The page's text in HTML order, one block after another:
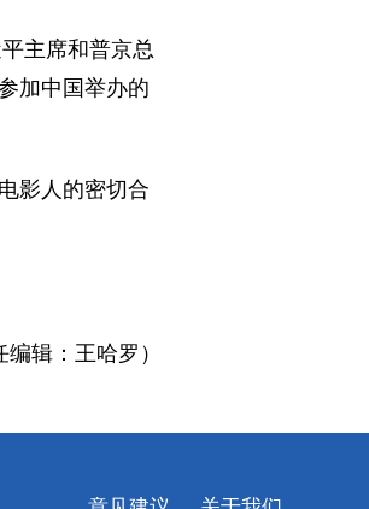
主席和普京总
加中国举办的
影人的密切合
编辑：王哈罗）